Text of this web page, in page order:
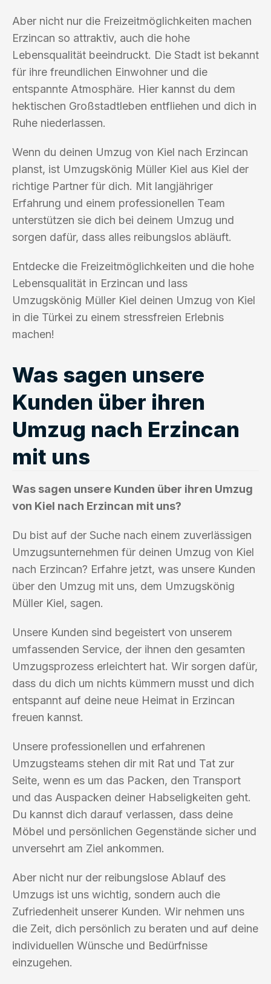
Aber nicht nur die Freizeitmöglichkeiten machen
Erzincan so attraktiv, auch die hohe
Lebensqualität beeindruckt. Die Stadt ist bekannt
für ihre freundlichen Einwohner und die
entspannte Atmosphäre. Hier kannst du dem
hektischen Großstadtleben entfliehen und dich in
Ruhe niederlassen.
Wenn du deinen Umzug von Kiel nach Erzincan
planst, ist Umzugskönig Müller Kiel aus Kiel der
richtige Partner für dich. Mit langjähriger
Erfahrung und einem professionellen Team
unterstützen sie dich bei deinem Umzug und
sorgen dafür, dass alles reibungslos abläuft.
Entdecke die Freizeitmöglichkeiten und die hohe
Lebensqualität in Erzincan und lass
Umzugskönig Müller Kiel deinen Umzug von Kiel
in die Türkei zu einem stressfreien Erlebnis
machen!
Was sagen unsere
Kunden über ihren
Umzug nach Erzincan
mit uns
Was sagen unsere Kunden über ihren Umzug
von Kiel nach Erzincan mit uns?
Du bist auf der Suche nach einem zuverlässigen
Umzugsunternehmen für deinen Umzug von Kiel
nach Erzincan? Erfahre jetzt, was unsere Kunden
über den Umzug mit uns, dem Umzugskönig
Müller Kiel, sagen.
Unsere Kunden sind begeistert von unserem
umfassenden Service, der ihnen den gesamten
Umzugsprozess erleichtert hat. Wir sorgen dafür,
dass du dich um nichts kümmern musst und dich
entspannt auf deine neue Heimat in Erzincan
freuen kannst.
Unsere professionellen und erfahrenen
Umzugsteams stehen dir mit Rat und Tat zur
Seite, wenn es um das Packen, den Transport
und das Auspacken deiner Habseligkeiten geht.
Du kannst dich darauf verlassen, dass deine
Möbel und persönlichen Gegenstände sicher und
unversehrt am Ziel ankommen.
Aber nicht nur der reibungslose Ablauf des
Umzugs ist uns wichtig, sondern auch die
Zufriedenheit unserer Kunden. Wir nehmen uns
die Zeit, dich persönlich zu beraten und auf deine
individuellen Wünsche und Bedürfnisse
einzugehen.